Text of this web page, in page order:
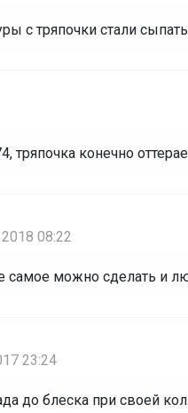
с тряпочки стали
тряпочка конечно
08:22
самое можно сделать и
23:24
до блеска при своей